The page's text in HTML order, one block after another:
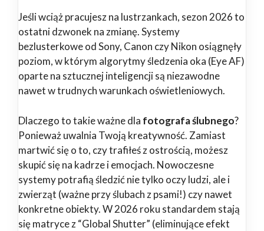
Jeśli wciąż pracujesz na lustrzankach, sezon 2026 to
ostatni dzwonek na zmianę. Systemy
bezlusterkowe od Sony, Canon czy Nikon osiągnęły
poziom, w którym algorytmy śledzenia oka (Eye AF)
oparte na sztucznej inteligencji są niezawodne
nawet w trudnych warunkach oświetleniowych.
Dlaczego to takie ważne dla fotografa ślubnego?
Ponieważ uwalnia Twoją kreatywność. Zamiast
martwić się o to, czy trafiłeś z ostrością, możesz
skupić się na kadrze i emocjach. Nowoczesne
systemy potrafią śledzić nie tylko oczy ludzi, ale i
zwierząt (ważne przy ślubach z psami!) czy nawet
konkretne obiekty. W 2026 roku standardem stają
się matryce z “Global Shutter” (eliminujące efekt